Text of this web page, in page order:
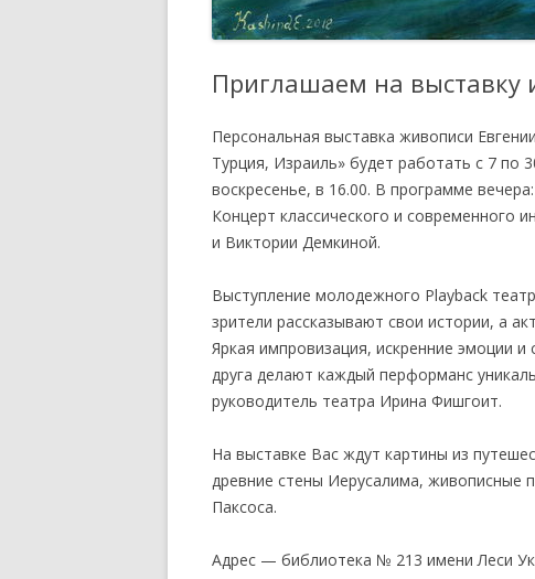
ПОЛОЖЕНИЕ ОБ УЧАСТИИ
ЧЛЕНОВ ТСПХ В
ЭКСПОЗИЦИОННОМ ПРОЕКТЕ
ПЕРВАЯ ПАЕВАЯ ГАЛЕРЕЯ
ВРЕМЕННО ПРИОСТАНОВЛЕНО
О ВОССТАНОВЛЕНИИ В РЯДАХ
СОЮЗА
ПОЧЕТНОЙ МЕДАЛЬЮ ТСПХ
Приглашаем на выставку
Персональная выставка живописи
Турция, Израиль» будет работать с 7 по
воскресенье, в 16.00. В программе вечера:
Концерт классического и современного
и Виктории Демкиной.
Выступление молодежного Playback
зрители рассказывают свои истории, а
Яркая импровизация, искренние эмоции и
друга делают каждый перформанс
руководитель театра Ирина Фишгоит.
На выставке Вас ждут картины из
древние стены Иерусалима, живописные
Паксоса.
Адрес — библиотека № 213 имени Леси